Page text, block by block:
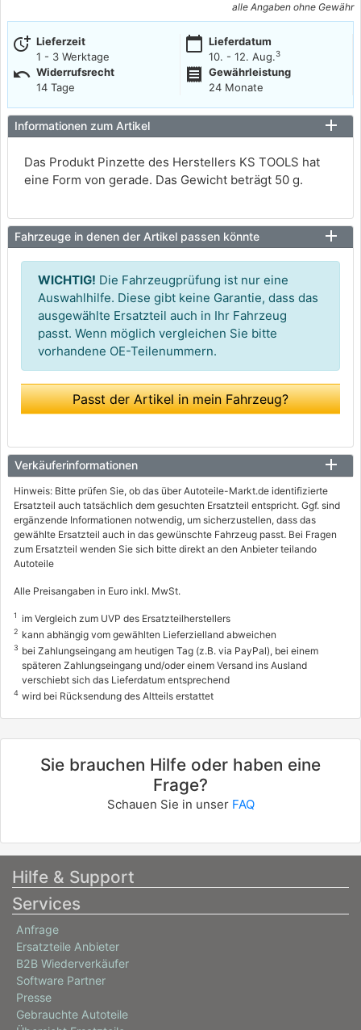
alle Angaben ohne Gewähr
more_time Lieferzeit
1 - 3 Werktage
calendar_today Lieferdatum
10. - 12. Aug.3
undo Widerrufsrecht
14 Tage
receipt
Gewährleistung
24 Monate
Informationen zum Artikel
Das Produkt Pinzette des Herstellers KS TOOLS hat
eine Form von gerade. Das Gewicht beträgt 50 g.
Fahrzeuge in denen der Artikel passen könnte
WICHTIG! Die Fahrzeugprüfung ist nur eine
Auswahlhilfe. Diese gibt keine Garantie, dass das
ausgewählte Ersatzteil auch in Ihr Fahrzeug
passt. Wenn möglich vergleichen Sie bitte
vorhandene OE-Teilenummern.
Passt der Artikel in mein Fahrzeug?
Verkäuferinformationen
Hinweis: Bitte prüfen Sie, ob das über Autoteile-Markt.de identifizierte
Ersatzteil auch tatsächlich dem gesuchten Ersatzteil entspricht. Ggf. sind
ergänzende Informationen notwendig, um sicherzustellen, dass das
gewählte Ersatzteil auch in das gewünschte Fahrzeug passt. Bei Fragen
zum Ersatzteil wenden Sie sich bitte direkt an den Anbieter teilando
Autoteile
Alle Preisangaben in Euro inkl. MwSt.
1 im Vergleich zum UVP des Ersatzteilherstellers
2 kann abhängig vom gewählten Lieferzielland abweichen
3 bei Zahlungseingang am heutigen Tag (z.B. via PayPal), bei einem
späteren Zahlungseingang und/oder einem Versand ins Ausland
verschiebt sich das Lieferdatum entsprechend
4 wird bei Rücksendung des Altteils erstattet
Sie brauchen Hilfe oder haben eine
Frage?
Schauen Sie in unser FAQ
Hilfe & Support
Services
Anfrage
Ersatzteile Anbieter
B2B Wiederverkäufer
Software Partner
Presse
Gebrauchte Autoteile